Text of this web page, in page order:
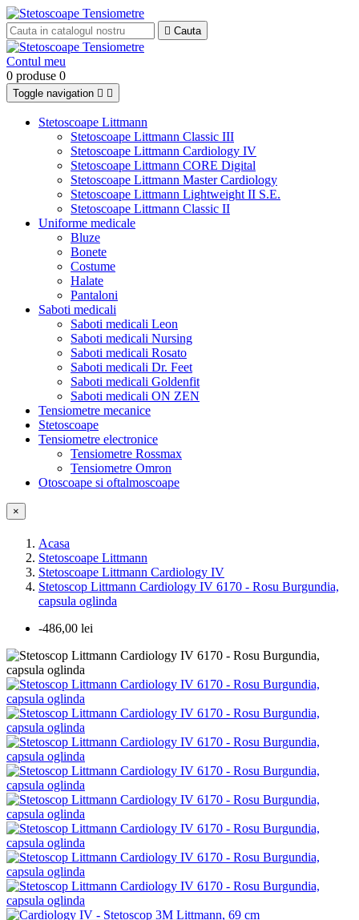
 Cauta
Contul meu
0 produse 0
Toggle navigation  
Stetoscoape Littmann
Stetoscoape Littmann Classic III
Stetoscoape Littmann Cardiology IV
Stetoscoape Littmann CORE Digital
Stetoscoape Littmann Master Cardiology
Stetoscoape Littmann Lightweight II S.E.
Stetoscoape Littmann Classic II
Uniforme medicale
Bluze
Bonete
Costume
Halate
Pantaloni
Saboti medicali
Saboti medicali Leon
Saboti medicali Nursing
Saboti medicali Rosato
Saboti medicali Dr. Feet
Saboti medicali Goldenfit
Saboti medicali ON ZEN
Tensiometre mecanice
Stetoscoape
Tensiometre electronice
Tensiometre Rossmax
Tensiometre Omron
Otoscoape si oftalmoscoape
×
Acasa
Stetoscoape Littmann
Stetoscoape Littmann Cardiology IV
Stetoscop Littmann Cardiology IV 6170 - Rosu Burgundia,
capsula oglinda
-486,00 lei